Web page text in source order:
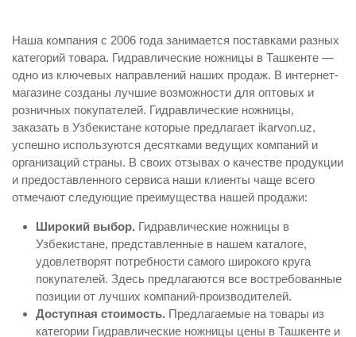
Наша компания с 2006 года занимается поставками разных
категорий товара. Гидравлические ножницы в Ташкенте —
одно из ключевых направлений наших продаж. В интернет-
магазине созданы лучшие возможности для оптовых и
розничных покупателей. Гидравлические ножницы,
заказать в Узбекистане которые предлагает ikarvon.uz,
успешно используются десятками ведущих компаний и
организаций страны. В своих отзывах о качестве продукции
и предоставленного сервиса наши клиенты чаще всего
отмечают следующие преимущества нашей продажи:
Широкий выбор. Гидравлические ножницы в
Узбекистане, представленные в нашем каталоге,
удовлетворят потребности самого широкого круга
покупателей. Здесь предлагаются все востребованные
позиции от лучших компаний-производителей.
Доступная стоимость. Предлагаемые на товары из
категории Гидравлические ножницы цены в Ташкенте и